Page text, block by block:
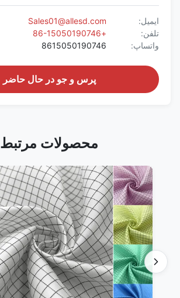
ایمیل:
Sales01@allesd.com
تلفن:
+86-15050190746
واتساپ:
8615050190746
پرس و جو در حال حاضر
محصولات مرتبط